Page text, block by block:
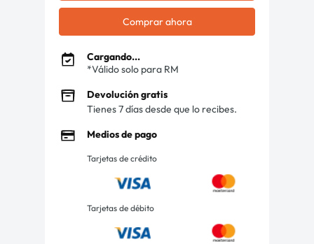
Comprar ahora
Cargando...
*Válido solo para RM
Devolución gratis
Tienes 7 días desde que lo recibes.
Medios de pago
Tarjetas de crédito
Tarjetas de débito